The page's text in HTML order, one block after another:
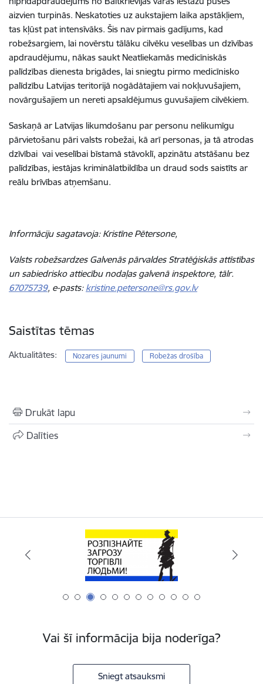
aizvien turpinās. Neskatoties uz aukstajiem laika apstākļiem,
tas kļūst pat intensīvāks. Šis nav pirmais gadījums, kad
robežsargiem, lai novērstu tālāku cilvēku veselības un dzīvības
apdraudējumu, nākas saukt Neatliekamās medicīniskās
palīdzības dienesta brigādes, lai sniegtu pirmo medicīnisko
palīdzību Latvijas teritorijā nogādātajiem vai nokļuvušajiem,
novārgušajiem un nereti apsaldējumus guvušajiem cilvēkiem.
Saskaņā ar Latvijas likumdošanu par personu nelikumīgu
pārvietošanu pāri valsts robežai, kā arī personas, ja tā atrodas
dzīvībai vai veselībai bīstamā stāvoklī, apzinātu atstāšanu bez
palīdzības, iestājas kriminālatbildība un draud sods saistīts ar
reālu brīvības atņemšanu.
Informāciju sagatavoja: Kristīne Pētersone,
Valsts robežsardzes Galvenās pārvaldes Stratēģiskās attīstības
un sabiedrisko attiecību nodaļas galvenā inspektore, tālr.
67075739, e-pasts: kristine.petersone@rs.gov.lv
Saistītas tēmas
Aktualitātes: Nozares jaunumi Robežas drošība
Drukāt lapu
Dalīties
Vai šī informācija bija noderīga?
Sniegt atsauksmi